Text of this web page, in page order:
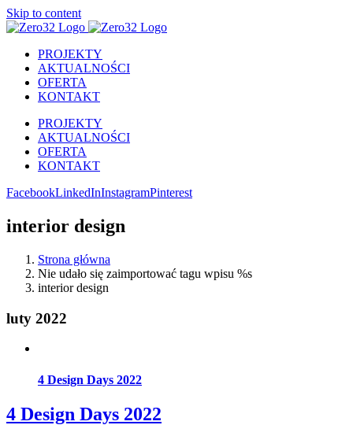
Skip to content
PROJEKTY
AKTUALNOŚCI
OFERTA
KONTAKT
PROJEKTY
AKTUALNOŚCI
OFERTA
KONTAKT
FacebookLinkedInInstagramPinterest
interior design
Strona główna
Nie udało się zaimportować tagu wpisu %s
interior design
luty 2022
4 Design Days 2022
4 Design Days 2022